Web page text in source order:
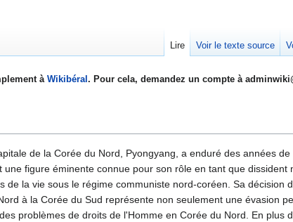
àWikibéral . Pour cela, demandez un compte à
de la Corée du Nord, Pyongyang, a enduré des années
figure éminente connue pour son rôle en tant que
de la vie sous le régime communiste nord-coréen. Sa décision
à la Corée du Sud représente non seulement une évasion
problèmes de droits de l'Homme en Corée du Nord. En plus
Lire Voir le texte source